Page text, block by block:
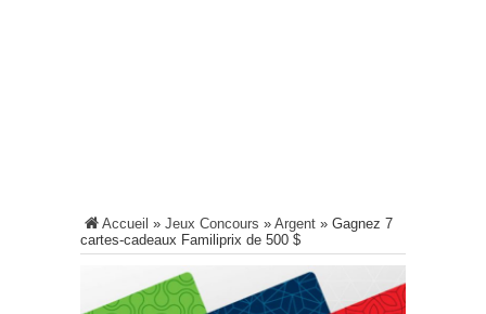
Accueil » Jeux Concours » Argent » Gagnez 7
cartes-cadeaux Familiprix de 500 $